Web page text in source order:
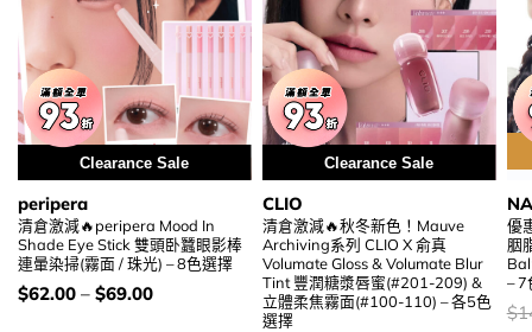
Clearance Sale
peripera
清倉激減🔥peripera Mood In
Shade Eye Stick 雙頭卧蠶眼影棒
連暈染掃(霧面 / 珠光) – 8色選擇
價
$62.00– $69.00
Clearance Sale
CLIO
清倉激減🔥秋冬新色！Mauve
Archiving系列 CLIO X 俞真
Volumate Gloss & Volumate Blur
Tint 豐潤糖漿唇蜜(#201-209) &
立體柔焦霧面(#100-110) – 各5色
選擇
優
胭
– 7
價
$